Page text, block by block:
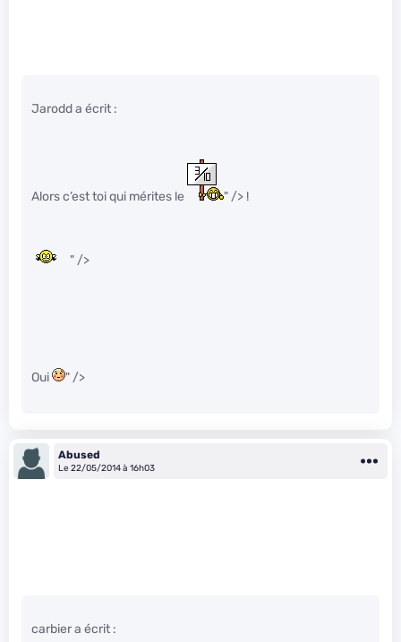
Jarodd a écrit :
Alors c’est toi qui mérites le " /> !
" />
Oui " />
Abused
Le 22/05/2014 à 16h03
carbier a écrit :